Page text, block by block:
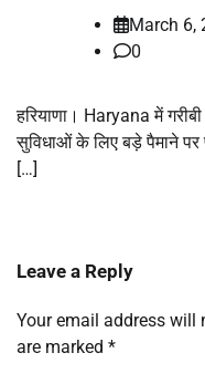
March 6,
0
हरियाणा। Haryana में
सुविधाओं के लिए बड़े पैमाने
[…]
Leave a Reply
Your email address will
are marked *